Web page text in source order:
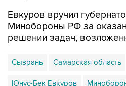
Евкуров вручил
Минобороны РФ за
решении задач,
Сызрань Самарская область
Юнус-Бек Евкуров